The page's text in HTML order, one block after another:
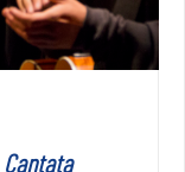
Cantata